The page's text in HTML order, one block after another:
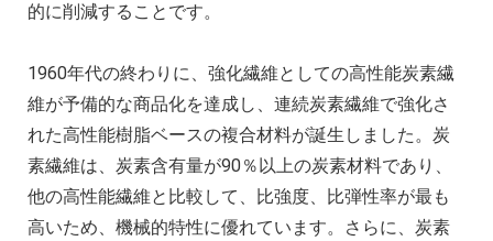
的に削減することです。
1960年代の終わりに、強化繊維としての高性能炭素繊
維が予備的な商品化を達成し、連続炭素繊維で強化さ
れた高性能樹脂ベースの複合材料が誕生しました。炭
素繊維は、炭素含有量が90％以上の炭素材料であり、
他の高性能繊維と比較して、比強度、比弾性率が最も
高いため、機械的特性に優れています。さらに、炭素